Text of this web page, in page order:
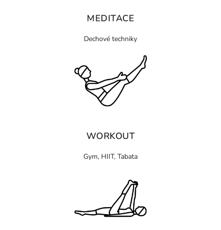
MEDITACE
Dechové techniky
WORKOUT
Gym, HIIT, Tabata